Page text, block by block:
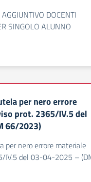
DOCENTI
SINGOLO ALUNNO
per nero errore
prot. 2365/IV.5 del
66/2023)
per nero errore materiale
IV.5 del 03-04-2025 –